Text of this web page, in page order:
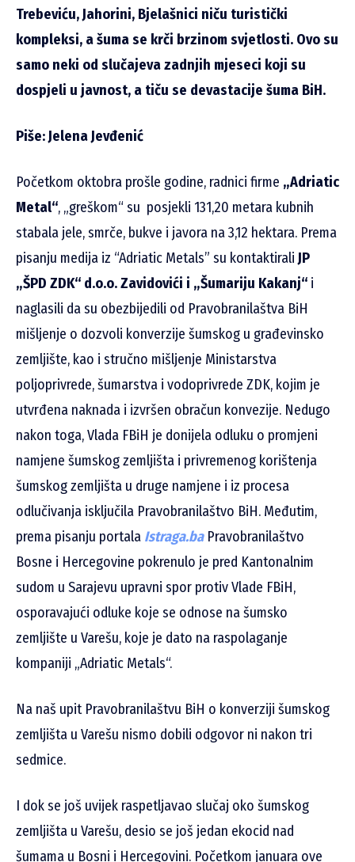
Trebeviću, Jahorini, Bjelašnici niču turistički
kompleksi, a šuma se krči brzinom svjetlosti. Ovo su
samo neki od slučajeva zadnjih mjeseci koji su
dospjeli u javnost, a tiču se devastacije šuma BiH.
Piše: Jelena Jevđenić
Početkom oktobra prošle godine, radnici firme „Adriatic
Metal“, „greškom“ su posjekli 131,20 metara kubnih
stabala jele, smrče, bukve i javora na 3,12 hektara. Prema
pisanju medija iz “Adriatic Metals” su kontaktiraliJP
„ŠPD ZDK“ d.o.o. Zavidovići i „Šumariju Kakanj“ i
naglasili da su obezbijedili od Pravobranilaštva BiH
mišljenje o dozvoli konverzije šumskog u građevinsko
zemljište, kao i stručno mišljenje Ministarstva
poljoprivrede, šumarstva i vodoprivrede ZDK, kojim je
utvrđena naknada i izvršen obračun konvezije. Nedugo
nakon toga, Vlada FBiH je donijela odluku o promjeni
namjene šumskog zemljišta i privremenog korištenja
šumskog zemljišta u druge namjene i iz procesa
odlučivanja isključila Pravobranilaštvo BiH. Međutim,
prema pisanju portala Istraga.baPravobranilaštvo
Bosne i Hercegovine pokrenulo je pred Kantonalnim
sudom u Sarajevu upravni spor protiv Vlade FBiH,
osporavajući odluke koje se odnose na šumsko
zemljište u Varešu, koje je dato na raspolaganje
kompaniji „Adriatic Metals“.
Na naš upit Pravobranilaštvu BiH o konverziji šumskog
zemljišta u Varešu nismo dobili odgovor ni nakon tri
sedmice.
I dok se još uvijek raspetljavao slučaj oko šumskog
zemljišta u Varešu, desio se još jedan ekocid nad
šumama u Bosni i Hercegovini. Početkom januara ove